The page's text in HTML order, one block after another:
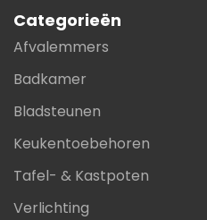
Categorieën
Afvalemmers
Badkamer
Bladsteunen
Keukentoebehoren
Tafel- & Kastpoten
Verlichting